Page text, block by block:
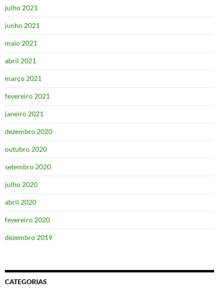
julho 2021
junho 2021
maio 2021
abril 2021
março 2021
fevereiro 2021
janeiro 2021
dezembro 2020
outubro 2020
setembro 2020
julho 2020
abril 2020
fevereiro 2020
dezembro 2019
CATEGORIAS